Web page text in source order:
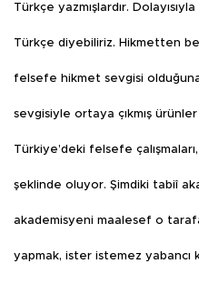
Türkçe yazmışlardır.
Türkçe diyebiliriz. Hikmetten
felsefe hikmet sevgisi
sevgisiyle ortaya çıkmış ürünler
Türkiye’deki felsefe
şeklinde oluyor. Şimdiki tabiî
akademisyeni maalesef o
yapmak, ister istemez